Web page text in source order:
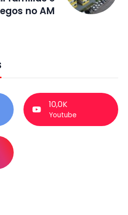
no AM
10,0K
Youtube